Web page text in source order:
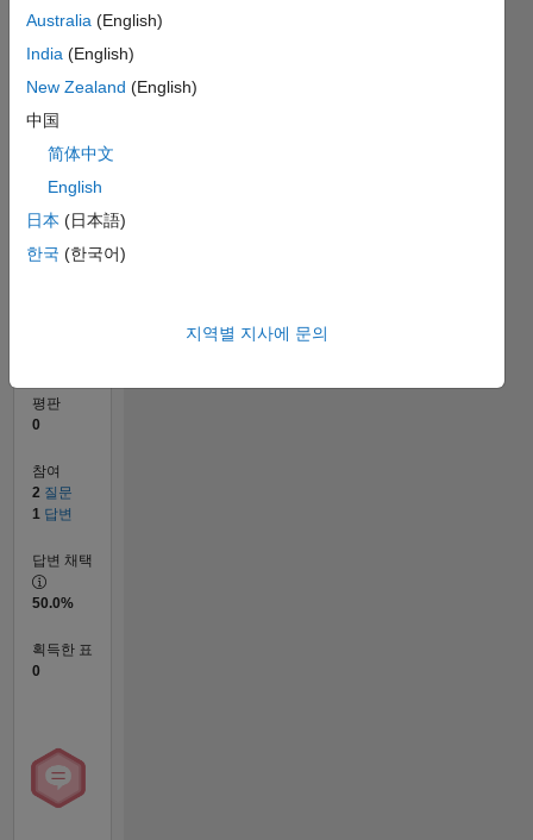
참여 L
0
1
2
L
05/21
12/21
07/22
02/23
09/23
04/24
11/24
06/25
01/26
08/26
01/22
09/22
05/23
01/24
09/24
05/25
02/22
11/22
08/23
05/24
02/25
11/25
타임라인
평판
0
참여
2 질문
1 답변
답변 채택
50.0%
획득한 표
0
Australia (English)
India (English)
New Zealand (English)
中国
简体中文
English
日本 (日本語)
한국 (한국어)
지역별 지사에 문의